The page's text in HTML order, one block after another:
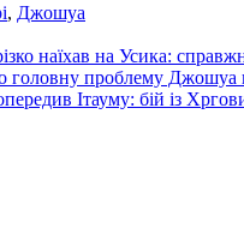
, Джошуа
наїхав на Усика:
головну проблему
Ітауму: бій із